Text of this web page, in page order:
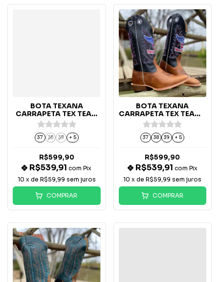
BOTA TEXANA
CARRAPETA TEX TEAM
AZUL 2803 - B-58
37 38 39 + 5
R$599,90
R$539,91com Pix
10 x de R$59,99 sem juros
COMPRAR
BOTA TEXANA
CARRAPETA TEX TEAM -
B-75
37 38 39 + 5
R$599,90
R$539,91 com Pix
10 x deR$59,99 sem juros
COMPRAR